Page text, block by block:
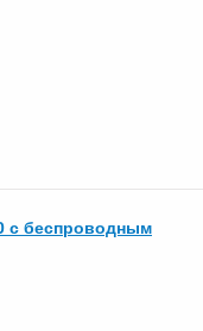
с беспроводным